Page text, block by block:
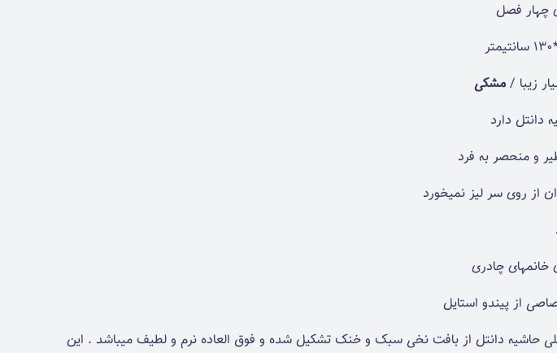
چهار فصل
زیبا / مشکی
دانتل دارد
و منحصر به فرد
از روی سر لیز نمیخورد
خانمهای چادری
از پیندو استایل
حاشیه دانتل از بافت نخی سبک و خنک تشکیل شده و فوق العاده نرم و لطیف میباشد . این